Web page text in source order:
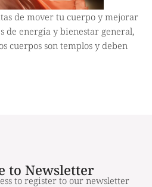
de mover tu cuerpo y mejorar
de energía y bienestar general,
cuerpos son templos y deben
to Newsletter
to register to our newsletter